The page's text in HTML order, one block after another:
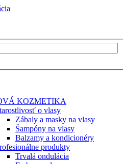
KOZMETIKA
o vlasy
Zábaly a masky na vlasy
Šampóny na vlasy
Balzamy a kondicionéry
produkty
Trvalá ondulácia